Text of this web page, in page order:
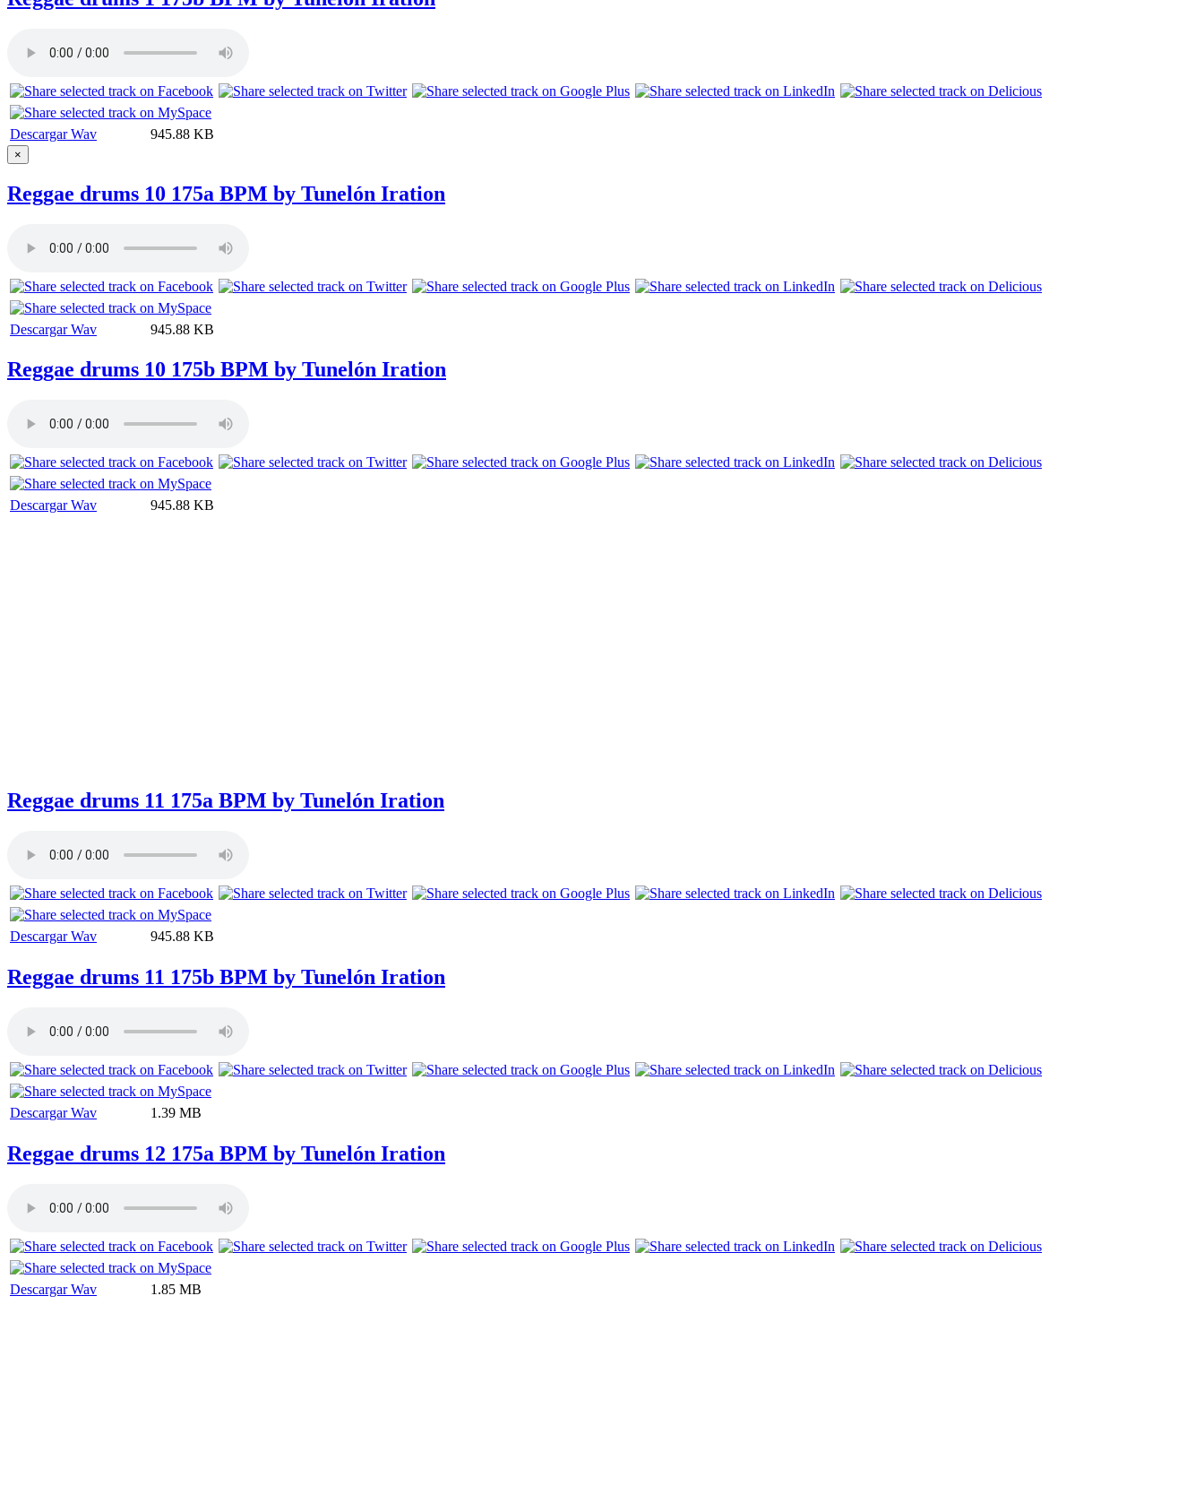
Descargar Wav 945.88 KB
×
Reggae drums 10 175a BPM by Tunelón Iration
Descargar Wav 945.88 KB
Reggae drums 10 175b BPM by Tunelón Iration
Descargar Wav 945.88 KB
Reggae drums 11 175a BPM by Tunelón Iration
Descargar Wav 945.88 KB
Reggae drums 11 175b BPM by Tunelón Iration
Descargar Wav 1.39 MB
Reggae drums 12 175a BPM by Tunelón Iration
Descargar Wav 1.85 MB